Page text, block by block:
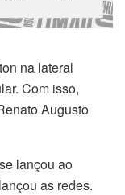
na lateral
Com isso,
Augusto
lançou ao
as redes.